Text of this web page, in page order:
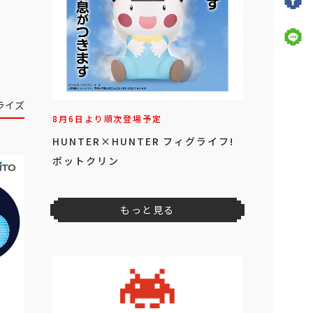
イズ
8月6日より順次登場予定
HUNTER×HUNTER フィグライフ!
ポットクリン
もっと見る